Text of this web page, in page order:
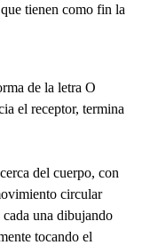
tienen como fin la
de la letra O
el receptor, termina
del cuerpo, con
circular
cada una dibujando
tocando el